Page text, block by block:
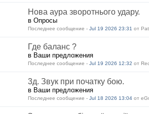
Нова аура зворотнього удару.
в Опросы
Последнее сообщение - Jul 19 2026 23:31 от
Где баланс ?
в Ваши предложения
Последнее сообщение - Jul 19 2026 12:32 от
3д. Звук при початку бою.
в Ваши предложения
Последнее сообщение - Jul 18 2026 13:04 от